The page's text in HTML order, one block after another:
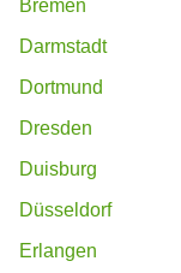
Bremen
Darmstadt
Dortmund
Dresden
Duisburg
Düsseldorf
Erlangen